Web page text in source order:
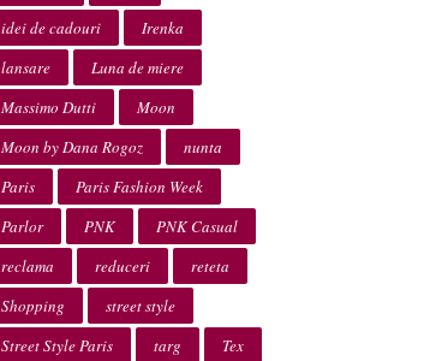
idei de cadouri
Irenka
lansare
Luna de miere
Massimo Dutti
Moon
Moon by Dana Rogoz
nunta
Paris
Paris Fashion Week
Parlor
PNK
PNK Casual
reclama
reduceri
reteta
Shopping
street style
Street Style Paris
targ Tex